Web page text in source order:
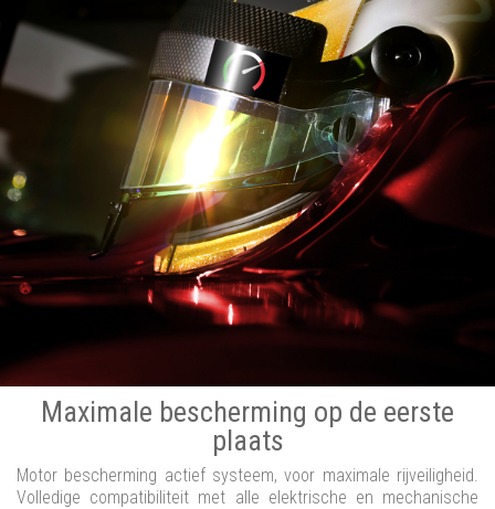
Maximale bescherming op de eerste
plaats
Motor bescherming actief systeem, voor maximale rijveiligheid.
Volledige compatibiliteit met alle elektrische en mechanische